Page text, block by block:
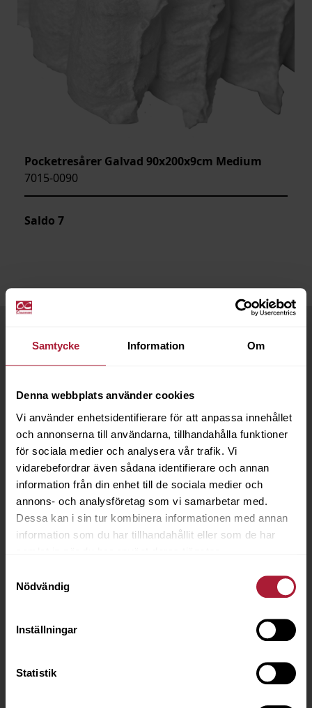
Samtycke Information Om
Denna webbplats använder cookies
Vi använder enhetsidentifierare för att anpassa innehållet
och annonserna till användarna, tillhandahålla funktioner
för sociala medier och analysera vår trafik. Vi
vidarebefordrar även sådana identifierare och annan
information från din enhet till de sociala medier och
annons- och analysföretag som vi samarbetar med.
Dessa kan i sin tur kombinera informationen med annan
information som du har tillhandahållit eller som de har
Nödvändig
Inställningar
Statistik
Pocketresårer Galvad 90x200x9cm Medium
7015-0090
Saldo 7
POLYETER 55-320 C HÅRD 120x203x2,5cm